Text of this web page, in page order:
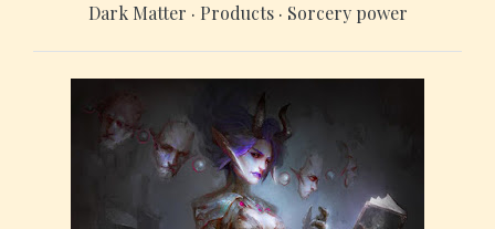
Dark Matter · Products · Sorcery power